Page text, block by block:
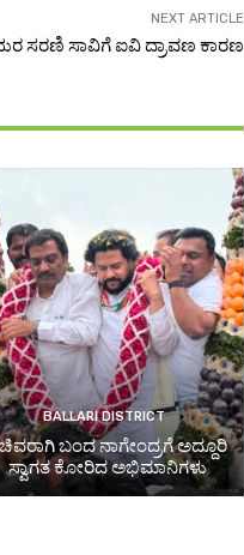
NEXT ARTICLE
ಸರಣಿ ಸಾವಿಗೆ ಐವಿ ದ್ರಾವಣ ಕಾರಣ
BALLARI DISTRICT
ಬಂದ ನಾಗೇಂದ್ರಗೆ ಅದ್ದೂರಿ
ಸ್ವಾಗತ ಕೋರಿದ ಅಭಿಮಾನಿಗಳು